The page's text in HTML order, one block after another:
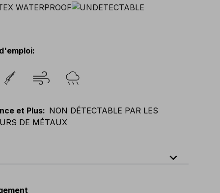
:
et Plus: NON DÉTECTABLE PAR LES
DE MÉTAUX
expand_less